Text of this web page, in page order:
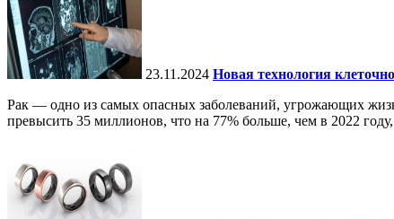
23.11.2024 Новая технология
Рак — одно из самых опасных заболеваний, угрожающих
превысить 35 миллионов, что на 77% больше, чем в 2022 году,